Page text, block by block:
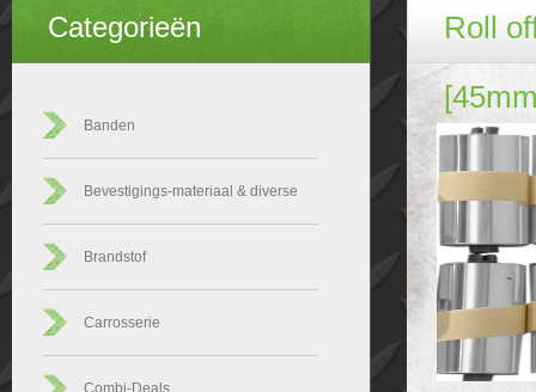
Categorieën
Banden
Bevestigings-materiaal & diverse
Brandstof
Carrosserie
Combi-Deals
Roll